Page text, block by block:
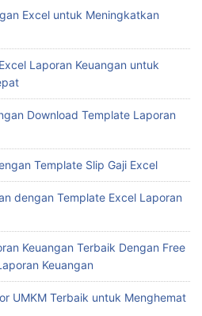
dengan Template Excel Laporan
Keuangan Terbaik Dengan Free
Keuangan
UMKM Terbaik untuk Menghemat
Excel yang Tepat untuk
Template Slip Gaji Karyawan
Penjualan Excel untuk
Template Penjualan Excel